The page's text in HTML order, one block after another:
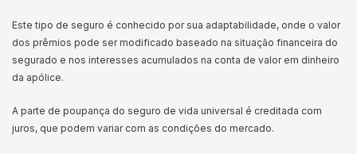
Este tipo de seguro é conhecido por sua adaptabilidade, onde o valor
dos prêmios pode ser modificado baseado na situação financeira do
segurado e nos interesses acumulados na conta de valor em dinheiro
da apólice.
A parte de poupança do seguro de vida universal é creditada com
juros, que podem variar com as condições do mercado.